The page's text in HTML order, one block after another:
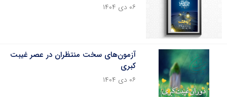
۰۶ دی ۱۴۰۴
آزمون‌های سخت منتظران در عصر غیبت
کبری
۰۶ دی ۱۴۰۴